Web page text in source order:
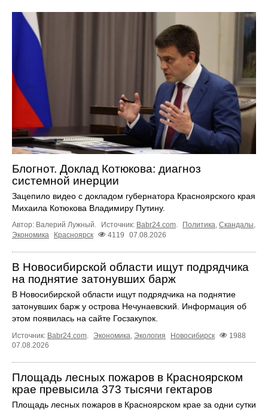
Блогнот. Доклад Котюкова: диагноз
системной инерции
Зацепило видео с докладом губернатора Красноярского края
Михаила Котюкова Владимиру Путину.
Автор: Валерий Лужный. Источник: Babr24.com Политика Скандалы
Экономика
Красноярск 4119 07.08.2026
В Новосибирской области ищут подрядчика
на поднятие затонувших барж
В Новосибирской области ищут подрядчика на поднятие
затонувших барж у острова Нечунаевский. Информация об
этом появилась на сайте Госзакупок.
Источник: Babr24.com Экономика Экология Новосибирск
1988
07.08.2026
Площадь лесных пожаров в Красноярском
крае превысила 373 тысячи гектаров
Площадь лесных пожаров в Красноярском крае за одни сутки